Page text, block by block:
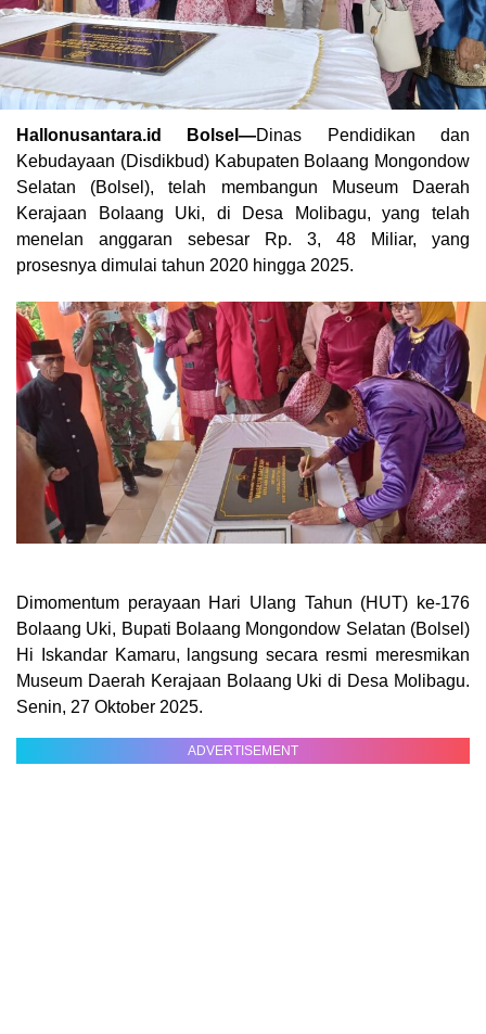
Hallonusantara.id Bolsel—Dinas Pendidikan dan
Kebudayaan (Disdikbud) Kabupaten Bolaang Mongondow
Selatan (Bolsel), telah membangun Museum Daerah
Kerajaan Bolaang Uki, di Desa Molibagu, yang telah
menelan anggaran sebesar Rp. 3, 48 Miliar, yang
prosesnya dimulai tahun 2020 hingga 2025.
Dimomentum perayaan Hari Ulang Tahun (HUT) ke-176
Bolaang Uki, Bupati Bolaang Mongondow Selatan (Bolsel)
Hi Iskandar Kamaru, langsung secara resmi meresmikan
Museum Daerah Kerajaan Bolaang Uki di Desa Molibagu.
Senin, 27 Oktober 2025.
ADVERTISEMENT